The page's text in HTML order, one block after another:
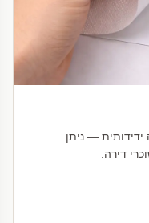
— ניתן
דירה.